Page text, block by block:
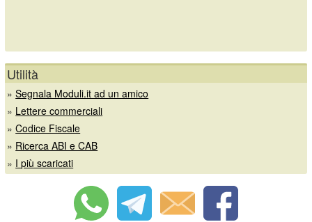
Utilità
»Segnala Moduli.it ad un amico
» Lettere commerciali
»Codice Fiscale
» Ricerca ABI e CAB
» I più scaricati